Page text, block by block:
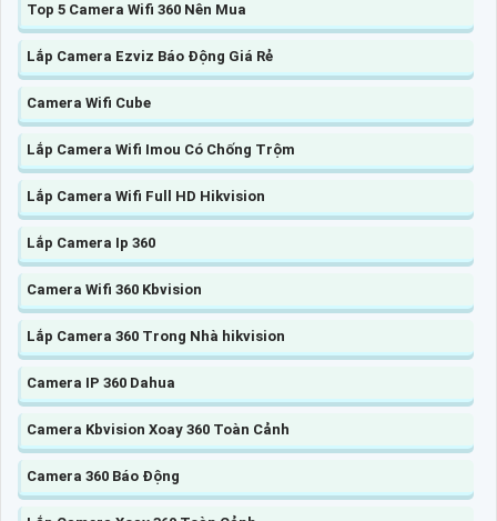
Top 5 Camera Wifi 360 Nên Mua
Lắp Camera Ezviz Báo Động Giá Rẻ
Camera Wifi Cube
Lắp Camera Wifi Imou Có Chống Trộm
Lắp Camera Wifi Full HD Hikvision
Lắp Camera Ip 360
Camera Wifi 360 Kbvision
Lắp Camera 360 Trong Nhà hikvision
Camera IP 360 Dahua
Camera Kbvision Xoay 360 Toàn Cảnh
Camera 360 Báo Động